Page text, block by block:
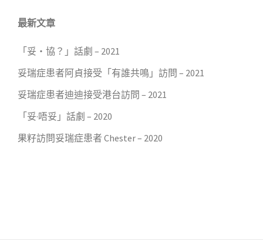
最新文章
「妥・協？」話劇 – 2021
妥瑞症患者阿貞接受「有誰共鳴」訪問 – 2021
妥瑞症患者迪迪接受港台訪問 – 2021
「妥·唔妥」話劇 – 2020
果籽訪問妥瑞症患者 Chester – 2020